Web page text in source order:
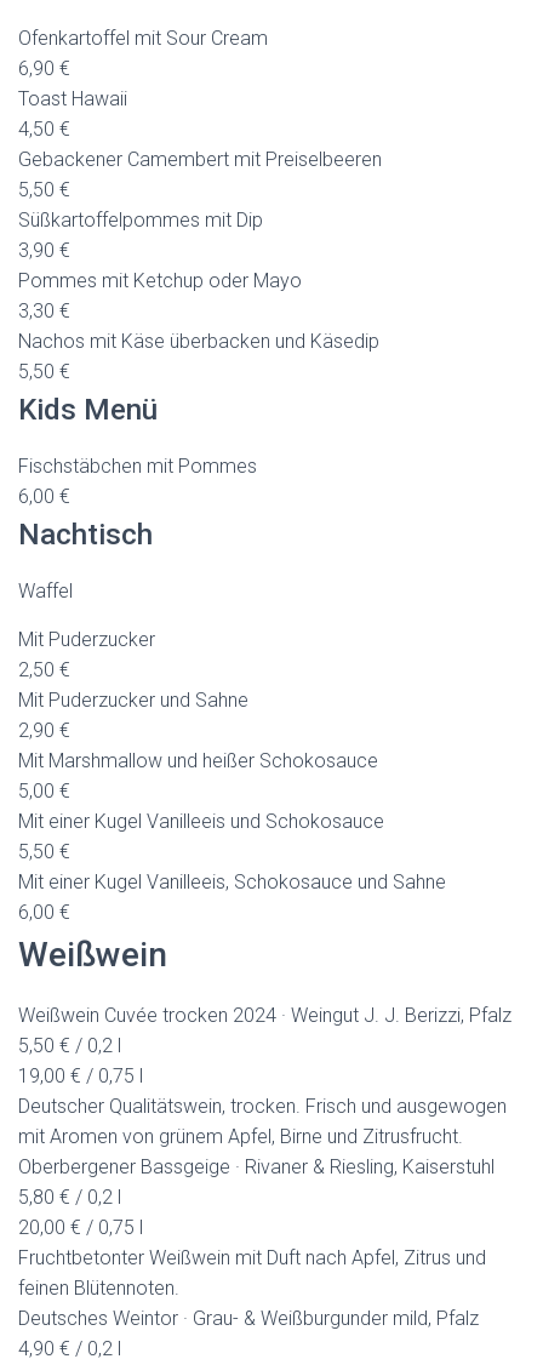
Ofenkartoffel mit Sour Cream
6,90 €
Toast Hawaii
4,50 €
Gebackener Camembert mit Preiselbeeren
5,50 €
Süßkartoffelpommes mit Dip
3,90 €
Pommes mit Ketchup oder Mayo
3,30 €
Nachos mit Käse überbacken und Käsedip
5,50 €
Kids Menü
Fischstäbchen mit Pommes
6,00 €
Nachtisch
Waffel
Mit Puderzucker
2,50 €
Mit Puderzucker und Sahne
2,90 €
Mit Marshmallow und heißer Schokosauce
5,00 €
Mit einer Kugel Vanilleeis und Schokosauce
5,50 €
Mit einer Kugel Vanilleeis, Schokosauce und Sahne
6,00 €
Weißwein
Weißwein Cuvée trocken 2024 · Weingut J. J. Berizzi, Pfalz
5,50 € / 0,2 l
19,00 € / 0,75 l
Deutscher Qualitätswein, trocken. Frisch und ausgewogen
mit Aromen von grünem Apfel, Birne und Zitrusfrucht.
Oberbergener Bassgeige · Rivaner & Riesling, Kaiserstuhl
5,80 € / 0,2 l
20,00 € / 0,75 l
Fruchtbetonter Weißwein mit Duft nach Apfel, Zitrus und
feinen Blütennoten.
Deutsches Weintor · Grau- & Weißburgunder mild, Pfalz
4,90 € / 0,2 l